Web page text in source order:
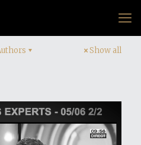
Show all